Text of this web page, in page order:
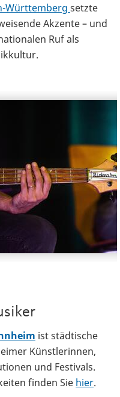
Württemberg setzte
Akzente – und
Ruf als
ist städtische
Künstlerinnen,
und Festivals.
finden Sie hier.